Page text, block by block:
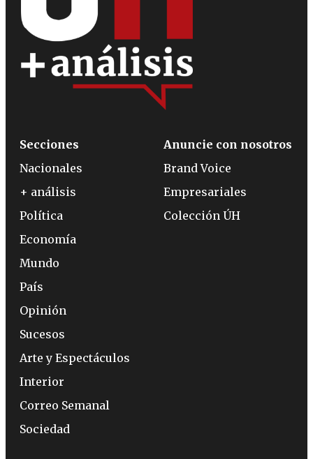
Secciones
Nacionales
+ análisis
Política
Economía
Mundo
País
Opinión
Sucesos
Arte y Espectáculos
Interior
Correo Semanal
Sociedad
Anuncie con nosotros
Brand Voice
Empresariales
Colección ÚH